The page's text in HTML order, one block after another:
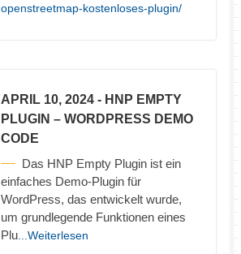
openstreetmap-kostenloses-plugin/
APRIL 10, 2024 - HNP EMPTY
PLUGIN – WORDPRESS DEMO
CODE
Das HNP Empty Plugin ist ein
einfaches Demo-Plugin für
WordPress, das entwickelt wurde,
um grundlegende Funktionen eines
Plu ...Weiterlesen